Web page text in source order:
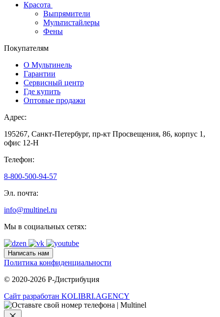
Красота
Выпрямители
Мультистайлеры
Фены
Покупателям
О Мультинель
Гарантии
Сервисный центр
Где купить
Оптовые продажи
Адрес:
195267, Санкт-Петербург, пр-кт Просвещения, 86, корпус 1,
офис 12-Н
Телефон:
8-800-500-94-57
Эл. почта:
info@multinel.ru
Мы в социальных сетях:
Написать нам
Политика конфиденциальности
© 2020-2026 Р-Дистрибуция
Сайт разработан KOLIBRI.AGENCY